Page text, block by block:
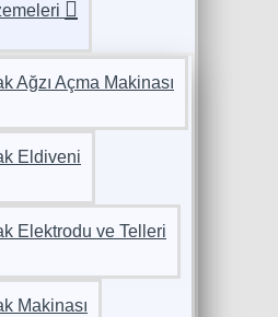
Ağzı Açma Makinası
Eldiveni
Elektrodu ve Telleri
Makinası